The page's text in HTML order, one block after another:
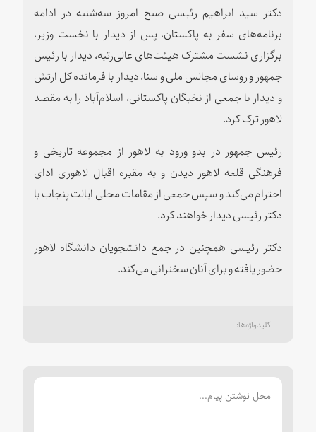
دکتر سید ابراهیم رئیسی صبح امروز سه‌شنبه در ادامه
برنامه‌های سفر به پاکستان، پس از دیدار با نخست وزیر،
برگزاری نشست مشترک هیئت‌های عالی‌رتبه، دیدار با رئیس
جمهور و روسای مجالس ملی و سنا، دیدار با فرمانده کل ارتش
و دیدار با جمعی از نخبگان پاکستانی، اسلام‌آباد را به مقصد
لاهور ترک کرد.
رئیس جمهور در بدو ورود به لاهور از مجموعه تاریخی و
فرهنگی قلعه لاهور دیدن و به مقبره اقبال لاهوری ادای
احترام می‌کند و سپس جمعی از مقامات محلی ایالت پنجاب با
دکتر رئیسی دیدار خواهند کرد.
دکتر رئیسی همچنین در جمع دانشجویان دانشگاه لاهور
حضور یافته و برای آنان سخنرانی می‌کند.